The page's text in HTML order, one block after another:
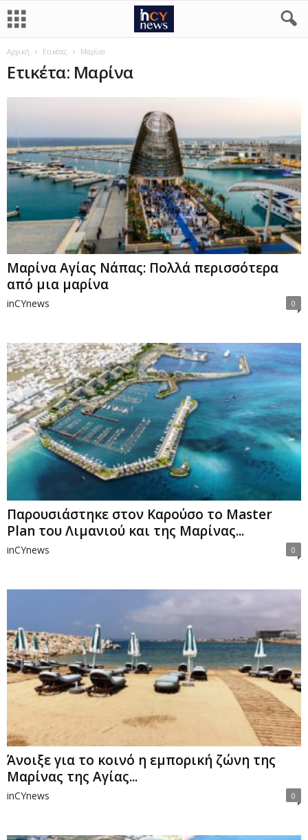
Αρχική Ετικέτες Μαρίνα
Ετικέτα: Μαρίνα
Μαρίνα Αγίας Νάπας: Πολλά περισσότερα
από μια μαρίνα
inCYnews 0
Παρουσιάστηκε στον Καρούσο το Master
Plan του Λιμανιού και της Μαρίνας...
inCYnews 0
Άνοιξε για το κοινό η εμπορική ζώνη της
Mαρίνας της Αγίας...
inCYnews 0